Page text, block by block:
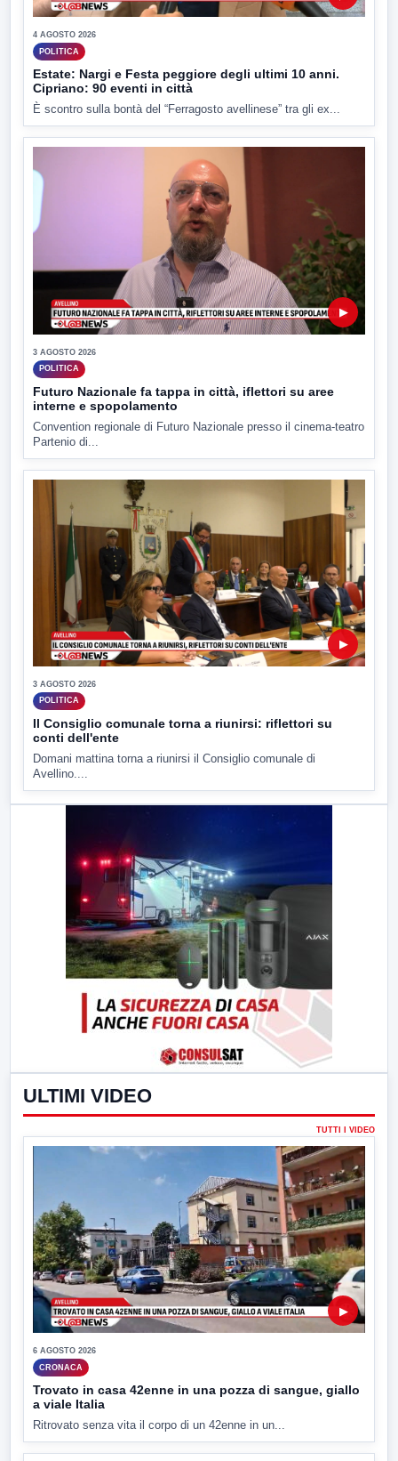
4 AGOSTO 2026
POLITICA
Estate: Nargi e Festa peggiore degli ultimi 10 anni.
Cipriano: 90 eventi in città
È scontro sulla bontà del “Ferragosto avellinese” tra gli ex...
▶
3 AGOSTO 2026
POLITICA
Futuro Nazionale fa tappa in città, iflettori su aree
interne e spopolamento
Convention regionale di Futuro Nazionale presso il cinema-teatro
Partenio di...
▶
3 AGOSTO 2026
POLITICA
Il Consiglio comunale torna a riunirsi: riflettori su
conti dell'ente
Domani mattina torna a riunirsi il Consiglio comunale di
Avellino....
ULTIMI VIDEO
TUTTI I VIDEO
▶
6 AGOSTO 2026
CRONACA
Trovato in casa 42enne in una pozza di sangue, giallo
a viale Italia
Ritrovato senza vita il corpo di un 42enne in un...